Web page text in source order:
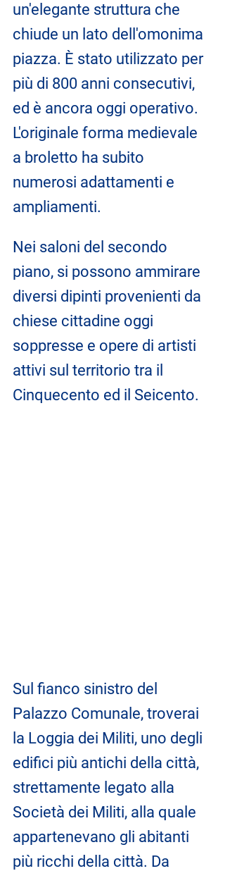
un'elegante struttura che
chiude un lato dell'omonima
piazza. È stato utilizzato per
più di 800 anni consecutivi,
ed è ancora oggi operativo.
L'originale forma medievale
a broletto ha subito
numerosi adattamenti e
ampliamenti.
Nei saloni del secondo
piano, si possono ammirare
diversi dipinti provenienti da
chiese cittadine oggi
soppresse e opere di artisti
attivi sul territorio tra il
Cinquecento ed il Seicento.
Sul fianco sinistro del
Palazzo Comunale, troverai
la Loggia dei Militi, uno degli
edifici più antichi della città,
strettamente legato alla
Società dei Militi, alla quale
appartenevano gli abitanti
più ricchi della città. Da